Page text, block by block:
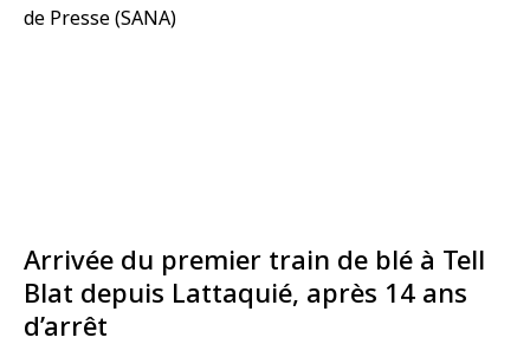
Arrivée du premier train de blé à Tell
Blat depuis Lattaquié, après 14 ans
d’arrêt